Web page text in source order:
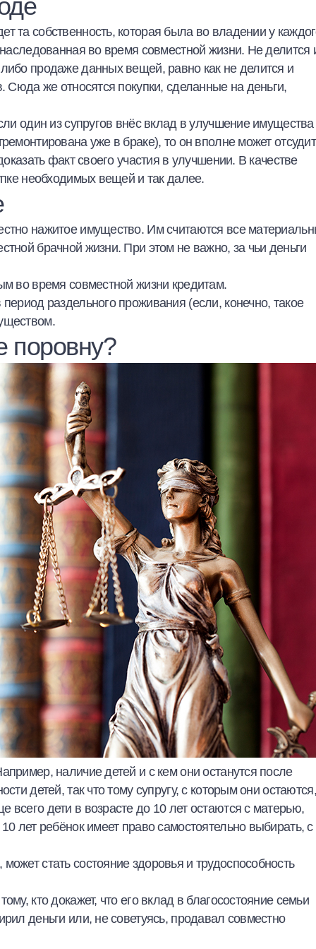
та собственность, которая была во владении у
во время совместной жизни. Не делится
продаже данных вещей, равно как не делится и
Сюда же относятся покупки, сделанные на деньги,
один из супругов внёс вклад в улучшение имущества
уже в браке), то он вполне может
факт своего участия в улучшении. В качестве
необходимых вещей и так далее.
нажитое имущество. Им считаются все
брачной жизни. При этом не важно, за чьи деньги
во время совместной жизни кредитам.
раздельного проживания (если, конечно, такое
поровну?
наличие детей и с кем они останутся после
детей, так что тому супругу, с которым они остаются,
всего дети в возрасте до 10 лет остаются с матерью,
лет ребёнок имеет право самостоятельно выбирать, с
стать состояние здоровья и трудоспособность
кто докажет, что его вклад в благосостояние семьи
деньги или, не советуясь, продавал совместно